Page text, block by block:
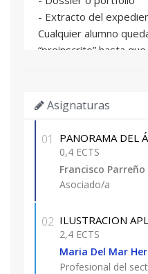
- Extracto del
Cualquier alumno
“preinscrito” hasta
IMPORTANTE: Se
universitaria.
considerar por la
profesionales
sin titulación
experiencia
acrediten requisitos
universitarios. Los
estas
condiciones sólo
Asignaturas
01 PANORAMA DEL
0,4 ECTS
Francisco
Asociado/a
02 ILUSTRACION
2,4 ECTS
Maria Del Mar
Profesional del